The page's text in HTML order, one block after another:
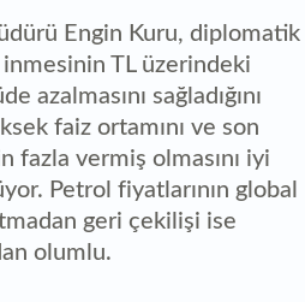
Engin Kuru, diplomatik
inmesinin TL üzerindeki
azalmasını sağladığını
faiz ortamını ve son
fazla vermiş olmasını iyi
Petrol fiyatlarının global
geri çekilişi ise
olumlu.